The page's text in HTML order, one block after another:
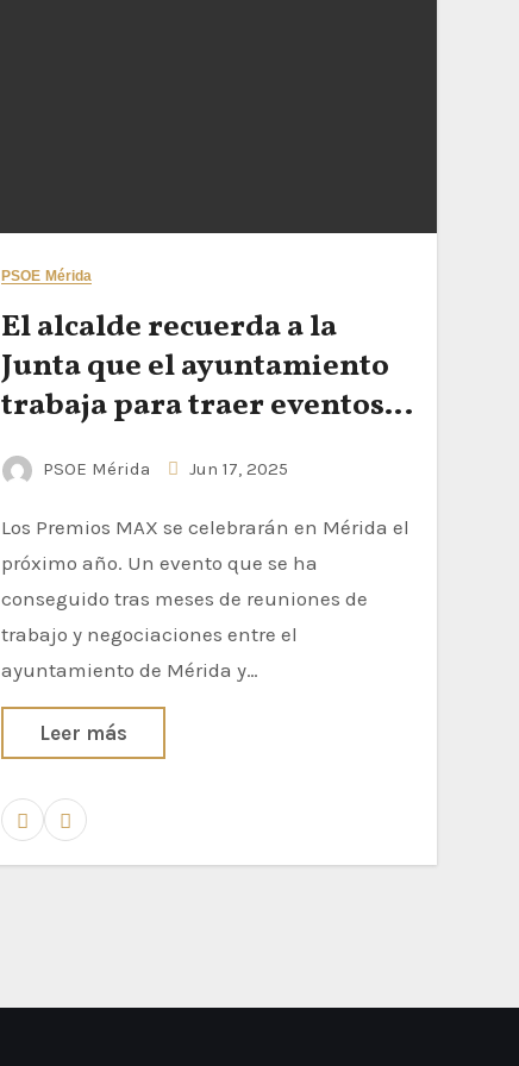
PSOE Mérida
El alcalde recuerda a la
Junta que el ayuntamiento
trabaja para traer eventos
nacionales e
internacionales a Mérida
“porque ellos han decidido
no traer nada a la capital
extremeña”
PSOE Mérida Jun 17, 2025
Los Premios MAX se celebrarán en Mérida el
próximo año. Un evento que se ha
conseguido tras meses de reuniones de
trabajo y negociaciones entre el
ayuntamiento de Mérida y…
Leer más